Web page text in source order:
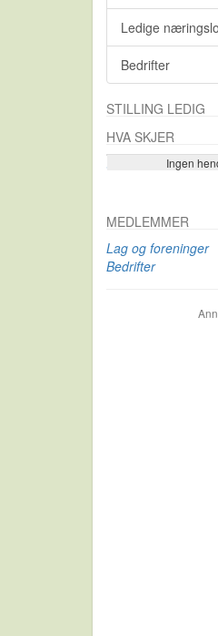
Ledige
Bedrifter
STILLING LEDIG
HVA SKJER
Ingen
Se flere…
MEDLEMMER
Lag og foreninger
Bedrifter